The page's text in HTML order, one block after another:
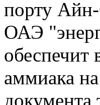
порту
ОАЭ
обеспечит
аммиака
документа